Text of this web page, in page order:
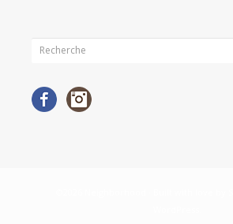
Facebook